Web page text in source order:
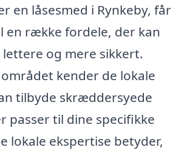
en låsesmed i Rynkeby, får
en række fordele, der kan
og mere sikkert.
området kender de lokale
tilbyde skræddersyede
passer til dine specifikke
lokale ekspertise betyder,